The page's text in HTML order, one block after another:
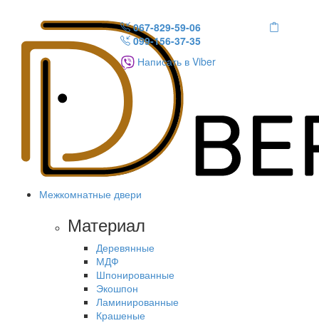
067-829-59-06
099-156-37-35
Написать в Viber
Межкомнатные двери
Материал
Деревянные
МДФ
Шпонированные
Экошпон
Ламинированные
Крашеные